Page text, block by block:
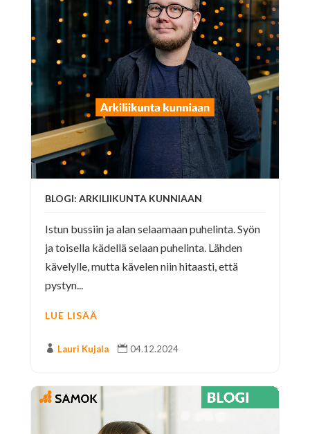
BLOGI: ARKILIIKUNTA KUNNIAAN
Istun bussiin ja alan selaamaan puhelinta. Syön
ja toisella kädellä selaan puhelinta. Lähden
kävelylle, mutta kävelen niin hitaasti, että
pystyn...
LUE LISÄÄ
 Lauri Kujala  04.12.2024